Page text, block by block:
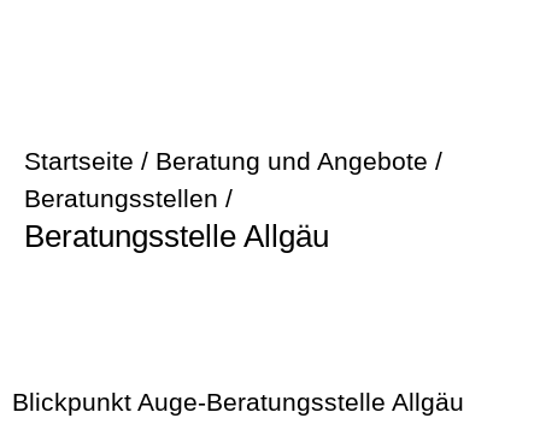
Startseite / Beratung und Angebote /
Beratungsstellen /
Beratungsstelle Allgäu
Blickpunkt Auge-Beratungsstelle Allgäu